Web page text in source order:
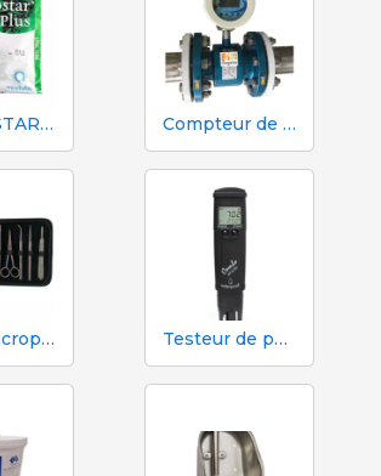
ANDROSTAR PLUS 47 g / 100 L - Prolongateur de sperme longue durée Compteur de volume et d'azote Mécaniques Segalés DN150
Kit de nécropsie et de dissection 333 - 7 instruments Testeur de pH, EC, TDS et température Hanna HI98130